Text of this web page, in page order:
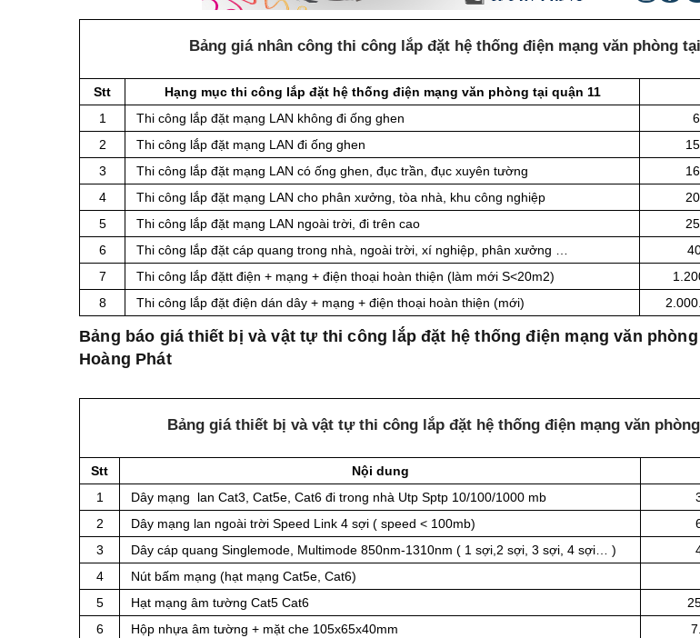
Bảng giá nhân công thi công lắp đặt hệ thống điện mạng văn phòng
Stt Hạng mục thi công lắp đặt hệ thống điện mạng văn phòng tại quận 11
1
Thi công lắp đặt mạng LAN không đi ống ghen
2
Thi công lắp đặt mạng LAN đi ống ghen
3
Thi công lắp đặt mạng LAN có ống ghen, đục trần, đục xuyên tường
4
Thi công lắp đặt mạng LAN cho phân xưởng, tòa nhà, khu công nghiệp
5
Thi công lắp đặt mạng LAN ngoài trời, đi trên cao
6
Thi công lắp đặt cáp quang trong nhà, ngoài trời, xí nghiệp, phân xưởng …
7
Thi công lắp đặtt điện + mạng + điện thoại hoàn thiện (làm mới S<20m2)
8
Thi công lắp đặt điện dán dây + mạng + điện thoại hoàn thiện (mới)
Bảng báo giá thiết bị và vật tự thi công lắp đặt hệ thống điện mạng văn
Hoàng Phát
Bảng giá thiết bị và vật tự thi công lắp đặt hệ thống điện mạng văn
Stt Nội dung
1
Dây mạng lan Cat3, Cat5e, Cat6 đi trong nhà Utp Sptp 10/100/1000 mb
2
Dây mạng lan ngoài trời Speed Link 4 sợi ( speed < 100mb)
3
Dây cáp quang Singlemode, Multimode 850nm-1310nm ( 1 sợi,2 sợi, 3 sợi, 4 sợi… )
4
Nút bấm mạng (hạt mạng Cat5e, Cat6)
5
Hạt mạng âm tường Cat5 Cat6
6
Hộp nhựa âm tường + mặt che 105x65x40mm